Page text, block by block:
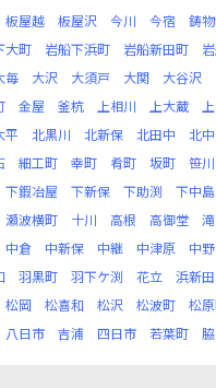
板屋越 板屋沢 今川 今宿 鋳
大町 岩船下浜町 岩船新田町
毎 大沢 大須戸 大関 大谷沢
金屋 釜杭 上相川 上大蔵
平 北黒川 北新保 北田中 北中
細工町 幸町 肴町 坂町 笹川
下鍜冶屋 下新保 下助渕 下中島
瀬波横町 十川 高根 高御堂
中倉 中新保 中継 中津原 中野
羽黒町 羽下ケ渕 花立 浜新田
松岡 松喜和 松沢 松波町 松
八日市 吉浦 四日市 若葉町